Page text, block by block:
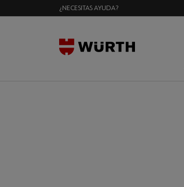
¿NECESITAS AYUDA?